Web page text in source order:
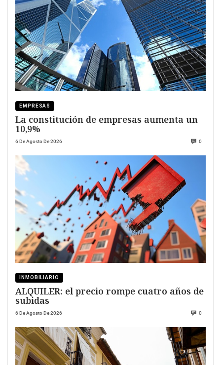
EMPRESAS
La constitución de empresas aumenta un
10,9%
6 De Agosto De 2026 0
INMOBILIARIO
ALQUILER: el precio rompe cuatro años de
subidas
6 De Agosto De 2026 0